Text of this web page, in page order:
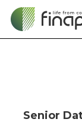
Skip
Senior